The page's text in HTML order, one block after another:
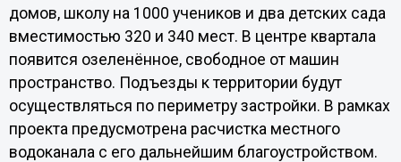
домов, школу на 1000 учеников и два детских сада
вместимостью 320 и 340 мест. В центре квартала
появится озеленённое, свободное от машин
пространство. Подъезды к территории будут
осуществляться по периметру застройки. В рамках
проекта предусмотрена расчистка местного
водоканала с его дальнейшим благоустройством.